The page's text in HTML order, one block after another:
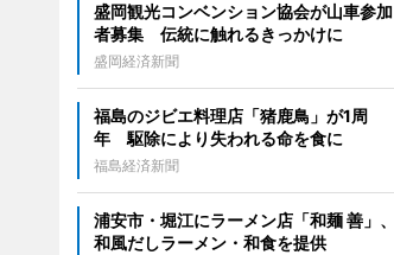
盛岡観光コンベンション協会が山車参加
者募集 伝統に触れるきっかけに
盛岡経済新聞
福島のジビエ料理店「猪鹿鳥」が1周
年 駆除により失われる命を食に
福島経済新聞
浦安市・堀江にラーメン店「和麺 善」、
和風だしラーメン・和食を提供